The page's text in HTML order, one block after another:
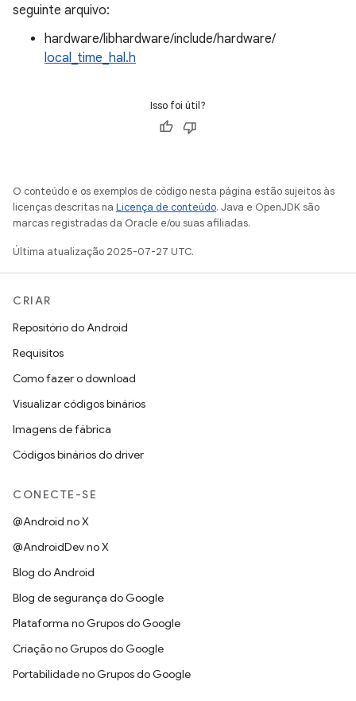
seguinte arquivo:
hardware/libhardware/include/hardware/
local_time_hal.h
Isso foi útil?
O conteúdo e os exemplos de código nesta página estão sujeitos às
licenças descritas na Licença de conteúdo. Java e OpenJDK são
marcas registradas da Oracle e/ou suas afiliadas.
Última atualização 2025-07-27 UTC.
CRIAR
Repositório do Android
Requisitos
Como fazer o download
Visualizar códigos binários
Imagens de fábrica
Códigos binários do driver
CONECTE-SE
@Android no X
@AndroidDev no X
Blog do Android
Blog de segurança do Google
Plataforma no Grupos do Google
Criação no Grupos do Google
Portabilidade no Grupos do Google